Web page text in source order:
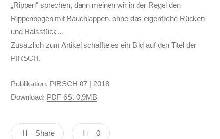
„Rippen“ sprechen, dann meinen wir in der Regel den
Rippenbogen mit Bauchlappen, ohne das eigentliche Rücken-
und Halsstück…
Zusätzlich zum Artikel schaffte es ein Bild auf den Titel der
PIRSCH.
Publikation: PIRSCH 07 | 2018
Download: PDF 6S. 0,9MB
Share 0